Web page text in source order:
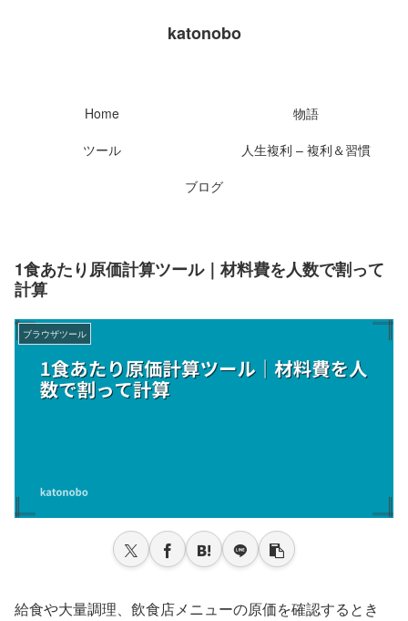
katonobo
Home
物語
ツール
人生複利 – 複利＆習慣
ブログ
1食あたり原価計算ツール｜材料費を人数で割って
計算
ブラウザツール
給食や大量調理、飲食店メニューの原価を確認するとき